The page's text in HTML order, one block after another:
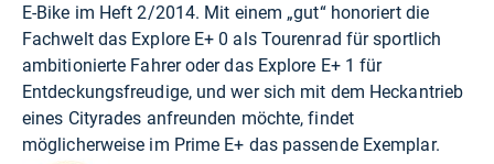
E-Bike im Heft 2/2014. Mit einem „gut“ honoriert die
Fachwelt das Explore E+ 0 als Tourenrad für sportlich
ambitionierte Fahrer oder das Explore E+ 1 für
Entdeckungsfreudige, und wer sich mit dem Heckantrieb
eines Cityrades anfreunden möchte, findet
möglicherweise im Prime E+ das passende Exemplar.